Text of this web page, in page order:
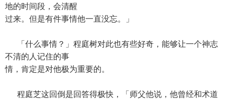
地的时间段，会清醒
过来。但是有件事情他一直没忘。」
「什么事情？」程庭树对此也有些好奇，能够让一个神志
不清的人记住的事
情，肯定是对他极为重要的。
程庭芝这回倒是回答得极快，「师父他说，他曾经和术道